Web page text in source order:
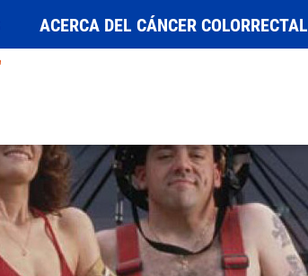
ACERCA DEL CÁNCER COLORRECTAL